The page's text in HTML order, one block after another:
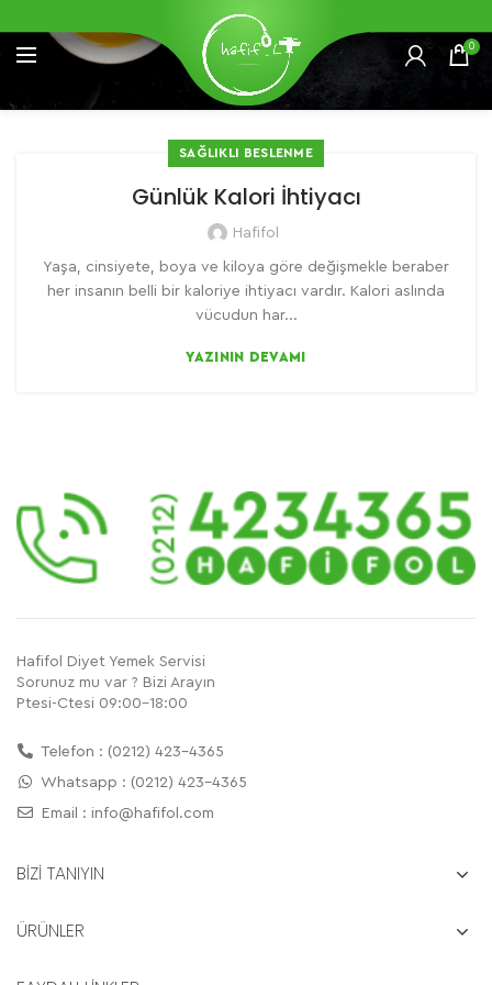
0
SAĞLIKLI BESLENME
Günlük Kalori İhtiyacı
Hafifol
Yaşa, cinsiyete, boya ve kiloya göre değişmekle beraber
her insanın belli bir kaloriye ihtiyacı vardır. Kalori aslında
vücudun har...
YAZININ DEVAMI
Hafifol Diyet Yemek Servisi
Sorunuz mu var ? Bizi Arayın
Ptesi-Ctesi 09:00-18:00
Telefon : (0212) 423-4365
Whatsapp : (0212) 423-4365
Email : info@hafifol.com
BİZİ TANIYIN
ÜRÜNLER